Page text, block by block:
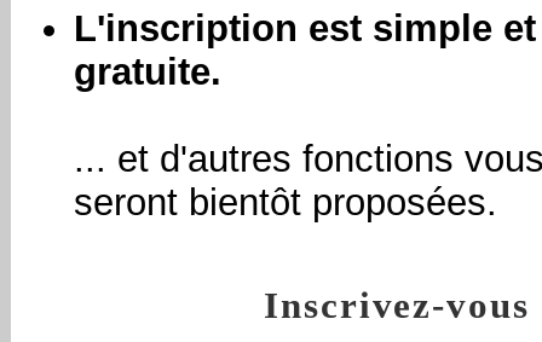
L'inscription est simple et
gratuite.
... et d'autres fonctions
seront bientôt proposées.
Inscrivez-vous